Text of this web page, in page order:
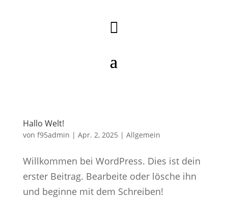

Hallo Welt!
von f95admin | Apr. 2, 2025 | Allgemein
Willkommen bei WordPress. Dies ist dein
erster Beitrag. Bearbeite oder lösche ihn
und beginne mit dem Schreiben!